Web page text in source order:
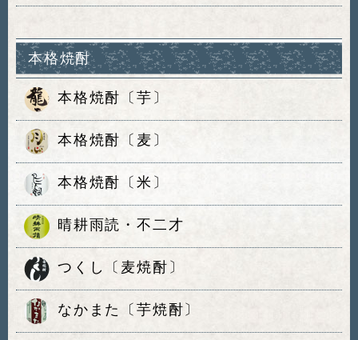
本格焼酎
本格焼酎〔芋〕
本格焼酎〔麦〕
本格焼酎〔米〕
晴耕雨読・不二才
つくし〔麦焼酎〕
なかまた〔芋焼酎〕